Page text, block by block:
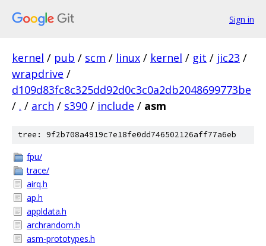
Sign in
kernel / pub / scm / linux / kernel / git / jic23 /
wrapdrive /
d109d83fc8c325dd92d0c3c0a2db2048699773be
/ . / arch / s390 / include / asm
tree: 9f2b708a4919c7e18fe0dd746502126aff77a6eb
fpu/
trace/
airq.h
ap.h
appldata.h
archrandom.h
asm-prototypes.h